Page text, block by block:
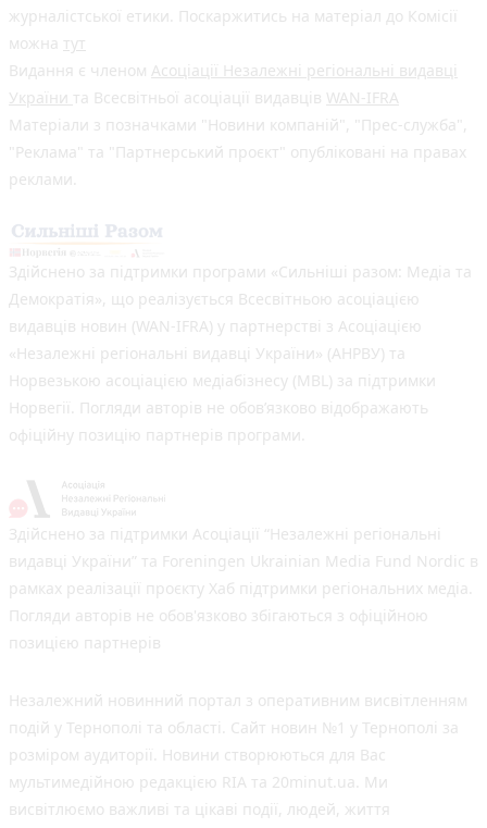
журналістської етики. Поскаржитись на матеріал до Комісії
можна тут
Видання є членом Асоціації Незалежні регіональні видавці
України та Всесвітньої асоціації видавців WAN-IFRA
Матеріали з позначками "Новини компаній", "Прес-служба",
"Реклама" та "Партнерський проєкт" опубліковані на правах
реклами.
Здійснено за підтримки програми «Сильніші разом: Медіа та
Демократія», що реалізується Всесвітньою асоціацією
видавців новин (WAN-IFRA) у партнерстві з Асоціацією
«Незалежні регіональні видавці України» (АНРВУ) та
Норвезькою асоціацією медіабізнесу (MBL) за підтримки
Норвегії. Погляди авторів не обов’язково відображають
офіційну позицію партнерів програми.
Здійснено за підтримки Асоціації “Незалежні регіональні
видавці України” та Foreningen Ukrainian Media Fund Nordic в
рамках реалізації проєкту Хаб підтримки регіональних медіа.
Погляди авторів не обов'язково збігаються з офіційною
позицією партнерів
Незалежний новинний портал з оперативним висвітленням
подій у Тернополі та області. Сайт новин №1 у Тернополі за
розміром аудиторії. Новини створюються для Вас
мультимедійною редакцією RIA та 20minut.ua. Ми
висвітлюємо важливі та цікаві події, людей, життя